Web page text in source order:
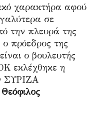
χαρακτήρα αφού
σε
την πλευρά της
πρόεδρος της
ο βουλευτής
εκλέχθηκε η
ΣΥΡΙΖΑ
Θεόφιλος